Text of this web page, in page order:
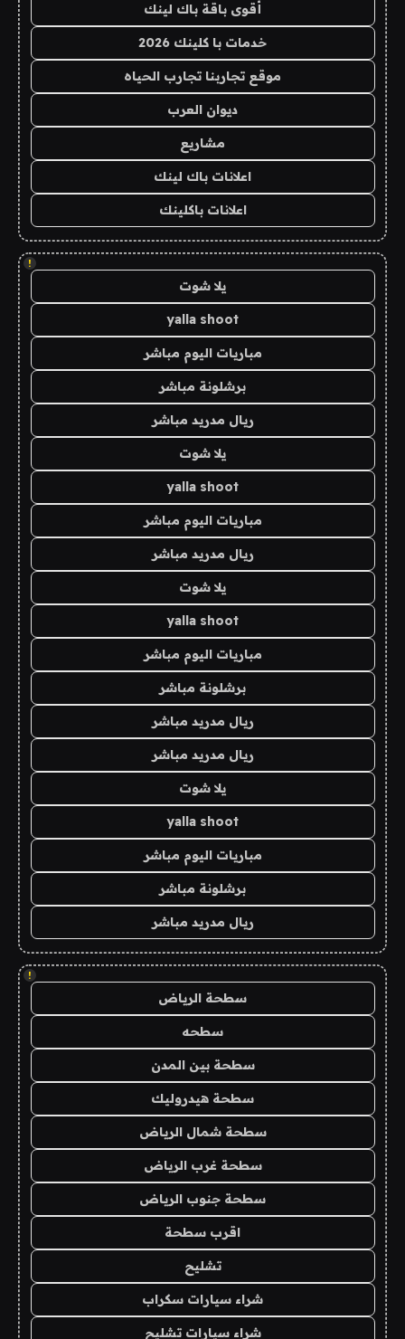
أقوى باقة باك لينك
خدمات با كلينك 2026
موقع تجاربنا تجارب الحياه
ديوان العرب
مشاريع
اعلانات باك لينك
اعلانات باكلينك
!
يلا شوت
yalla shoot
مباريات اليوم مباشر
برشلونة مباشر
ريال مدريد مباشر
يلا شوت
yalla shoot
مباريات اليوم مباشر
ريال مدريد مباشر
يلا شوت
yalla shoot
مباريات اليوم مباشر
برشلونة مباشر
ريال مدريد مباشر
ريال مدريد مباشر
يلا شوت
yalla shoot
مباريات اليوم مباشر
برشلونة مباشر
ريال مدريد مباشر
!
سطحة الرياض
سطحه
سطحة بين المدن
سطحة هيدروليك
سطحة شمال الرياض
سطحة غرب الرياض
سطحة جنوب الرياض
اقرب سطحة
تشليح
شراء سيارات سكراب
شراء سيارات تشليح